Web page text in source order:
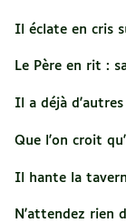
Il éclate en cris
Le Père en rit :
Il a déjà d'autres
Que l'on croit
Il hante la
N'attendez rien